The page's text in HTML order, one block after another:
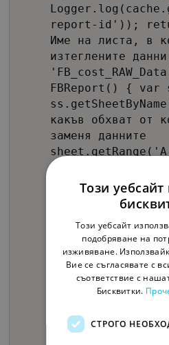
report-id'));
Име на листа, в
изтеглените
FBReport() { var
какъв обхват от
заменя данните
const reportId =
`https://
var fetchRequest
results =
Този уебсайт
Този уебсайт
подобряване на
изживяване.
Вие се съгласявате с
съответствие с
Бисквитки.
СТРОГО